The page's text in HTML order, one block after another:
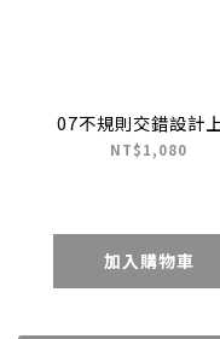
07不規則交錯設計
NT$1,080
加入購物車